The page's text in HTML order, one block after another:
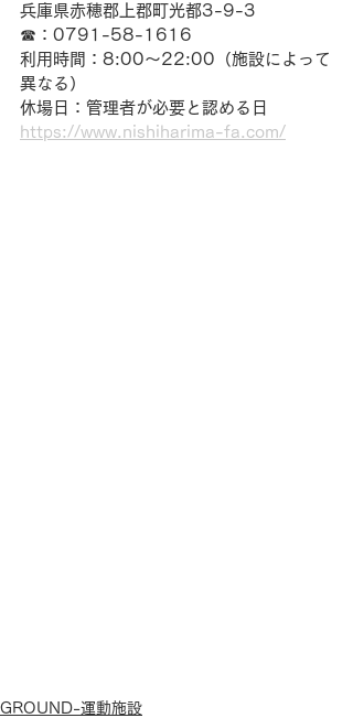
兵庫県赤穂郡上郡町光都3-9-3
☎︎：0791-58-1616
利用時間：8:00～22:00（施設によって
異なる）
休場日：管理者が必要と認める日
https://www.nishiharima-fa.com/
GROUND-運動施設